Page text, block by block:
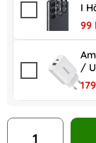
I
99
/
antal